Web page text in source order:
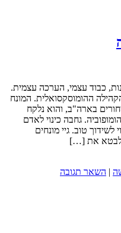
כבוד עצמי, הערכה עצמית.
ההומוסקסואלית. המונח
בארה"ב, והוא נלקח
גחבה כינוי לאדם
טוב. גיי מונחים
לבטא את […]
| השאר תגובה